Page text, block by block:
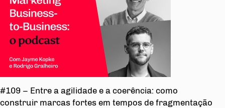
#109 – Entre a agilidade e a coerência: como
construir marcas fortes em tempos de fragmentação